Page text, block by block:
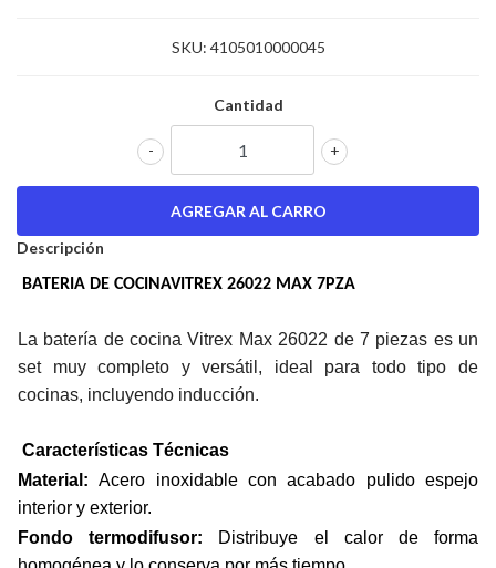
SKU: 4105010000045
Cantidad
+
-
Descripción
BATERIA DE COCINAVITREX 26022 MAX 7PZA
La batería de cocina Vitrex Max 26022 de 7 piezas es un
set muy completo y versátil, ideal para todo tipo de
cocinas, incluyendo inducción.
Características Técnicas
Material: Acero inoxidable con acabado pulido espejo
interior y exterior.
Fondo termodifusor: Distribuye el calor de forma